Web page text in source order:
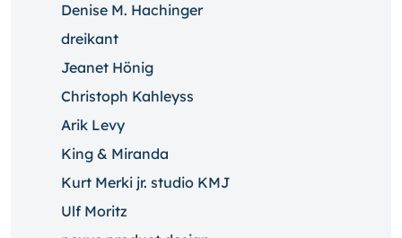
Denise M. Hachinger
dreikant
Jeanet Hönig
Christoph Kahleyss
Arik Levy
King & Miranda
Kurt Merki jr. studio KMJ
Ulf Moritz